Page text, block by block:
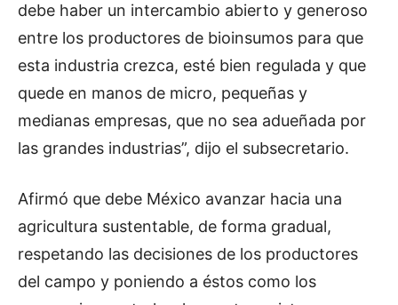
debe haber un intercambio abierto y generoso
entre los productores de bioinsumos para que
esta industria crezca, esté bien regulada y que
quede en manos de micro, pequeñas y
medianas empresas, que no sea adueñada por
las grandes industrias”, dijo el subsecretario.
Afirmó que debe México avanzar hacia una
agricultura sustentable, de forma gradual,
respetando las decisiones de los productores
del campo y poniendo a éstos como los